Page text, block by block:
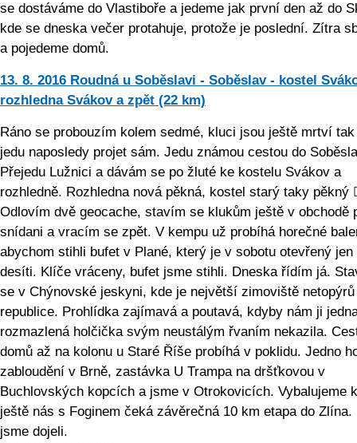
se dostáváme do Vlastiboře a jedeme jak první den až do
kde se dneska večer protahuje, protože je poslední. Zítra
a pojedeme domů.
13. 8. 2016 Roudná u Soběslavi - Soběslav - kostel
rozhledna Svákov a zpět (22 km)
Ráno se probouzím kolem sedmé, kluci jsou ještě mrtví
jedu naposledy projet sám. Jedu známou cestou do
Přejedu Lužnici a dávám se po žluté ke kostelu Svákov a
rozhledně. Rozhledna nová pěkná, kostel starý taky pěkný
Odlovím dvě geocache, stavím se klukům ještě v obchodě
snídani a vracím se zpět. V kempu už probíhá horečné
abychom stihli bufet v Plané, který je v sobotu otevřený jen
desíti. Klíče vráceny, bufet jsme stihli. Dneska řídím já.
se v Chýnovské jeskyni, kde je největší zimoviště
republice. Prohlídka zajímavá a poutavá, kdyby nám ji
rozmazlená holčička svým neustálým řvaním nekazila.
domů až na kolonu u Staré Říše probíhá v poklidu. Jedno
zabloudění v Brně, zastávka U Trampa na dršťkovou v
Buchlovských kopcích a jsme v Otrokovicích. Vybalujeme
ještě nás s Foginem čeká závěrečná 10 km etapa do Zlína.
jsme dojeli.